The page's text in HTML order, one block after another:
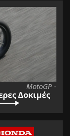
MotoGP -
Δοκιμές